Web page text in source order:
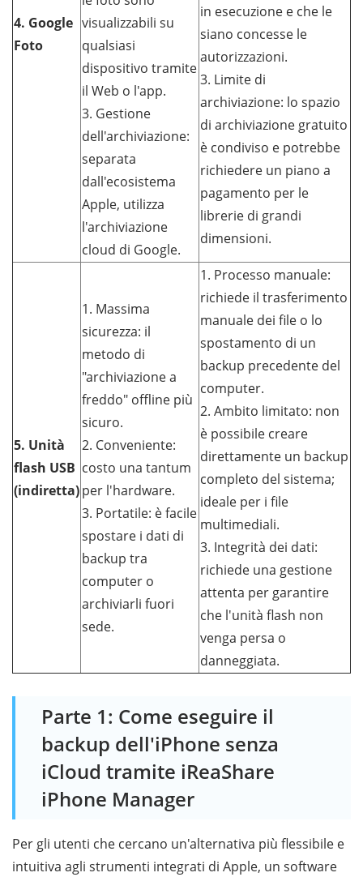
4. Google
Foto
visualizzabili su
qualsiasi
dispositivo tramite
il Web o l'app.
3. Gestione
dell'archiviazione:
separata
dall'ecosistema
Apple, utilizza
l'archiviazione
cloud di Google.
in esecuzione e che le
siano concesse le
autorizzazioni.
3. Limite di
archiviazione: lo spazio
di archiviazione gratuito
è condiviso e potrebbe
richiedere un piano a
pagamento per le
librerie di grandi
dimensioni.
5. Unità
flash USB
(indiretta)
1. Massima
sicurezza: il
metodo di
"archiviazione a
freddo" offline più
sicuro.
2. Conveniente:
costo una tantum
per l'hardware.
3. Portatile: è facile
spostare i dati di
backup tra
computer o
archiviarli fuori
sede.
1. Processo manuale:
richiede il trasferimento
manuale dei file o lo
spostamento di un
backup precedente del
computer.
2. Ambito limitato: non
è possibile creare
direttamente un backup
completo del sistema;
ideale per i file
multimediali.
3. Integrità dei dati:
richiede una gestione
attenta per garantire
che l'unità flash non
venga persa o
danneggiata.
Parte 1: Come eseguire il
backup dell'iPhone senza
iCloud tramite iReaShare
iPhone Manager
Per gli utenti che cercano un'alternativa più flessibile e
intuitiva agli strumenti integrati di Apple, un software